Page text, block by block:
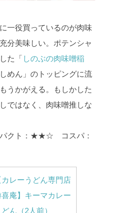
一役買っているのが肉味
分美味しい。ポテンシャ
た「 しのぶの肉味噌稲
めん」のトッピングに流
うかがえる。もしかした
ではなく、肉味噌推しな
クト：★★☆ コスパ：
カレーうどん専門店
喜庵】キーマカレー
どん（2人前）